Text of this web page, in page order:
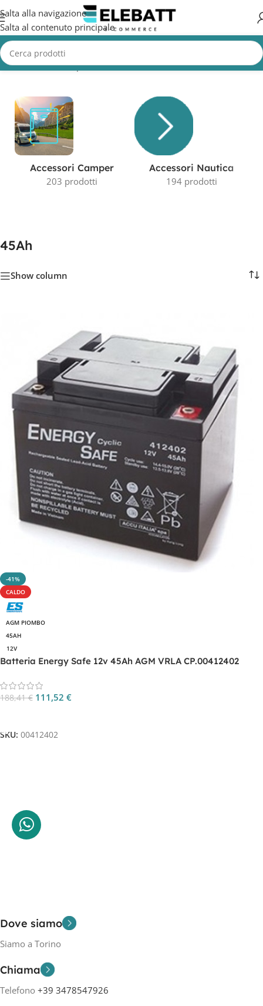
Salta alla navigazione
Salta al contenuto principale
Home/Prodotto Capacità in AH/45AhVisualizzazione del risultato
Accessori Camper
203 prodotti
Accessori Nautica
194 prodotti
45Ah
Show column
-41%
CALDO
AGM PIOMBO
45AH
12V
Batteria Energy Safe 12v 45Ah AGM VRLA CP.00412402
188,41€ 111,52 €
SKU: 00412402
Dove siamo
Siamo a Torino
Chiama
Telefono +39 3478547926